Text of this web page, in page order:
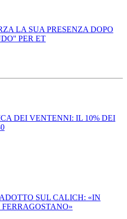
LA SUA PRESENZA DOPO
PER ET
DEI VENTENNI: IL 10% DEI
SUL CALICH: «IN